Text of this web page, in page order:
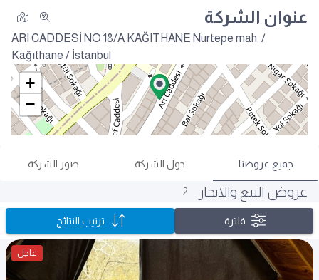
عنوان الشركة
ARI CADDESİ NO 18/A KAĞITHANE Nurtepe mah. /
Kağıthane / İstanbul
+
−
جميع عروضنا حول الشركة صور الشركة
عروض البيع والايجار 2
فلترة ترتيب النتائج
عاجل